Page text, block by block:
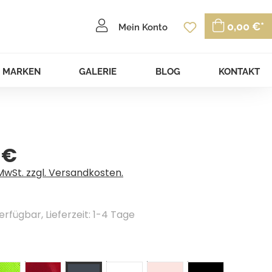
Mein Konto Du hast 0
0,00 €*
MARKEN GALERIE BLOG KONTAKT
zzgl. Versandkosten.
Lieferzeit: 1-4 Tage